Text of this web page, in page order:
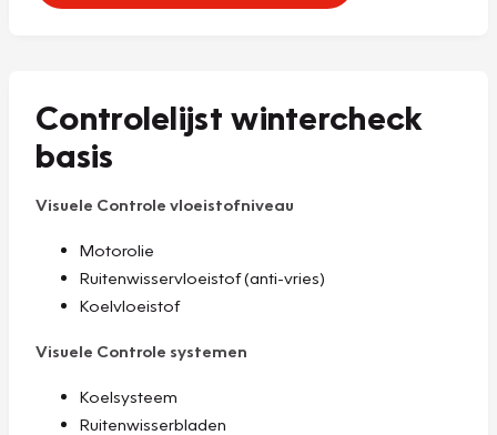
Controlelijst wintercheck
basis
Visuele Controle vloeistofniveau
Motorolie
Ruitenwisservloeistof (anti-vries)
Koelvloeistof
Visuele Controle systemen
Koelsysteem
Ruitenwisserbladen